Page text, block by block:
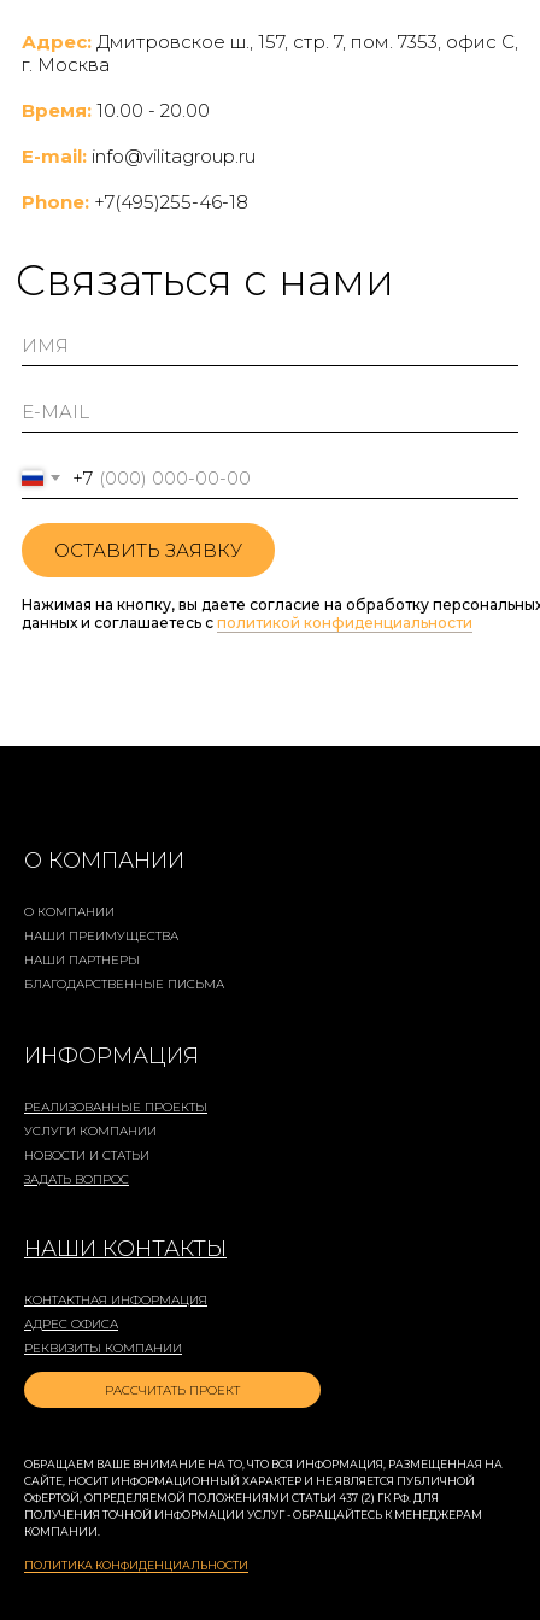
Адрес: Дмитровское ш., 157, стр. 7, пом. 7353, офис C,
г. Москва
Время: 10.00 - 20.00
E-mail: info@vilitagroup.ru
Phone: +7(495)255-46-18
Cвязаться с нами
+7
ОСТАВИТЬ ЗАЯВКУ
Нажимая на кнопку, вы даете согласие на обработку
данных и соглашаетесь c политикой конфиденциальности
КОНТАКТНАЯ ИНФОРМАЦИЯ
АДРЕС ОФИСА
РЕКВИЗИТЫ КОМПАНИИ
ОБРАЩАЕМ ВАШЕ ВНИМАНИЕ НА ТО, ЧТО ВСЯ ИНФОРМАЦИЯ, РАЗМЕЩЕННАЯ НА
САЙТЕ, НОСИТ ИНФОРМАЦИОННЫЙ ХАРАКТЕР И НЕ ЯВЛЯЕТСЯ ПУБЛИЧНОЙ
ОФЕРТОЙ, ОПРЕДЕЛЯЕМОЙ ПОЛОЖЕНИЯМИ СТАТЬИ 437 (2) ГК РФ. ДЛЯ
ПОЛУЧЕНИЯ ТОЧНОЙ ИНФОРМАЦИИ УСЛУГ - ОБРАЩАЙТЕСЬ К МЕНЕДЖЕРАМ
КОМПАНИИ.
ПОЛИТИКА КОНФИДЕНЦИАЛЬНОСТИ
О КОМПАНИИ
О КОМПАНИИ
НАШИ ПРЕИМУЩЕСТВА
НАШИ ПАРТНЕРЫ
БЛАГОДАРСТВЕННЫЕ ПИСЬМА
ИНФОРМАЦИЯ
РЕАЛИЗОВАННЫЕ ПРОЕКТЫ
УСЛУГИ КОМПАНИИ
НОВОСТИ И СТАТЬИ
ЗАДАТЬ ВОПРОС
НАШИ КОНТАКТЫ
РАССЧИТАТЬ ПРОЕКТ